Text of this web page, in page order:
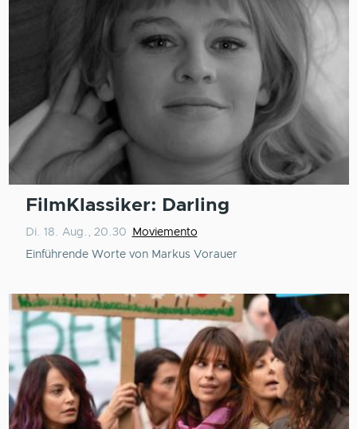
FilmKlassiker: Darling
Di. 18. Aug., 20.30
Moviemento
Einführende Worte von Markus Vorauer